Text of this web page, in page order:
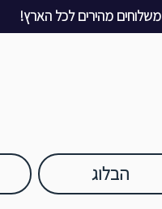
משלוחים מהירים לכל הארץ!
הבלוג